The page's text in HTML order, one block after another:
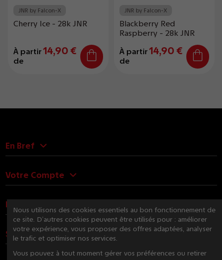
JNR by Falcon-X
Cherry Ice - 28k JNR
À partir
de
14,90 €
JNR by Falcon-X
Blackberry Red
Raspberry - 28k JNR
À partir
de
14,90 €
En Bref
Votre Compte
Nous Contacter
Suivez-nous
Nous utilisons des cookies essentiels au bon fonctionnement de
ce site. D’autres cookies peuvent être utilisés pour : améliorer
votre expérience, vous proposer des offres adaptées, analyser
le trafic et optimiser nos services.
Vous pouvez à tout moment gérer vos préférences ou retirer